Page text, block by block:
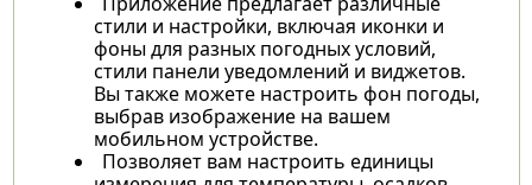
стили и настройки, включая иконки и
фоны для разных погодных условий,
стили панели уведомлений и виджетов.
Вы также можете настроить фон погоды,
выбрав изображение на вашем
мобильном устройстве.
Позволяет вам настроить единицы